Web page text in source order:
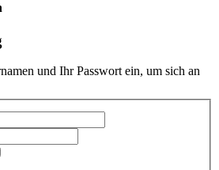
und Ihr Passwort ein, um sich an